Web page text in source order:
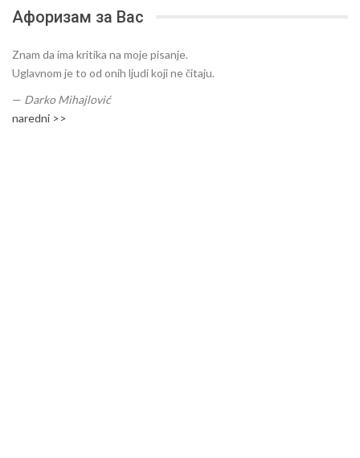
Афоризам за Вас
Znam da ima kritika na moje pisanje.
Uglavnom je to od onih ljudi koji ne čitaju.
— Darko Mihajlović
naredni >>